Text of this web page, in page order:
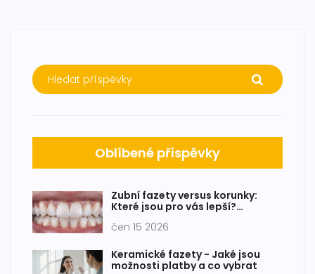
Oblíbené příspěvky
Zubní fazety versus korunky:
Které jsou pro vás lepší?
čen 15 2026
Keramické fazety - Jaké jsou
možnosti platby a co vybrat